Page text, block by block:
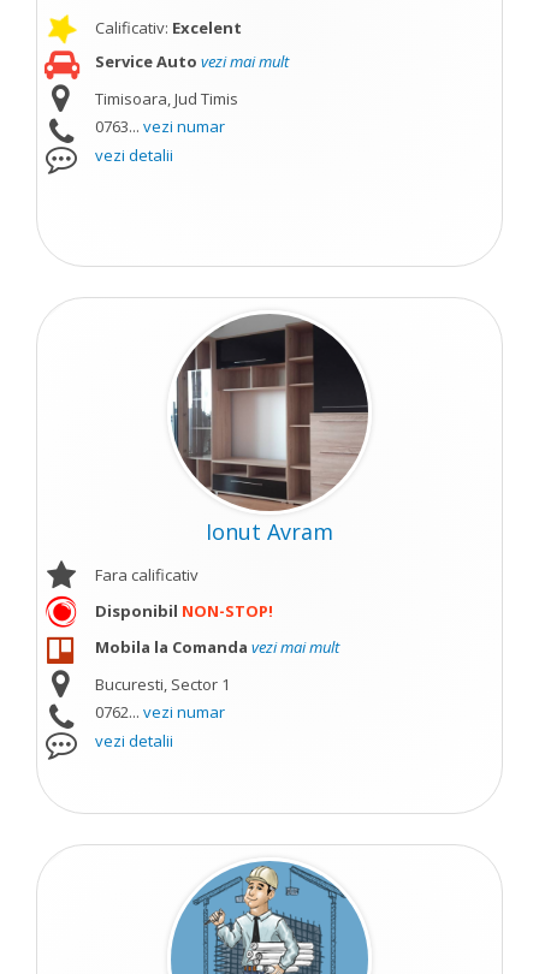
Calificativ: Excelent
Service Auto vezi mai mult
Timisoara, Jud Timis
0763... vezi numar
vezi detalii
Ionut Avram
Fara calificativ
Disponibil NON-STOP!
Mobila la Comanda vezi mai mult
Bucuresti, Sector 1
0762... vezi numar
vezi detalii